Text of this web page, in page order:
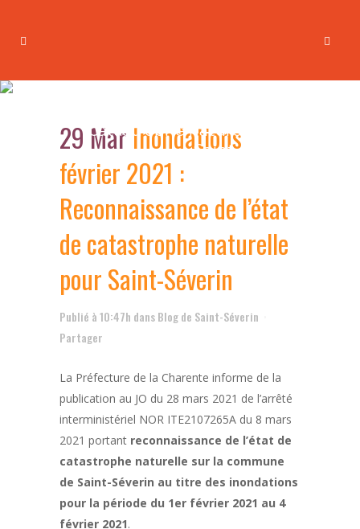
catastrophe naturelle pour
Saint-Séverin
29 Mar Inondations
février 2021 :
Reconnaissance de l’état
de catastrophe naturelle
pour Saint-Séverin
Publié à 10:47h dansBlog de Saint-Séverin
Partager
La Préfecture de la Charente informe de la
publication au JO du 28 mars 2021 de l’arrêté
interministériel NOR ITE2107265A du 8 mars
2021 portant reconnaissance de l’état de
catastrophe naturelle sur la commune
de Saint-Séverin au titre des inondations
pour la période du 1er février 2021 au 4
février 2021.